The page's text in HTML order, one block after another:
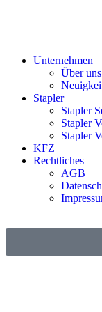
Unternehmen
Über uns
Stapler
Stapler
Stapler
Stapler
KFZ
Rechtliches
AGB